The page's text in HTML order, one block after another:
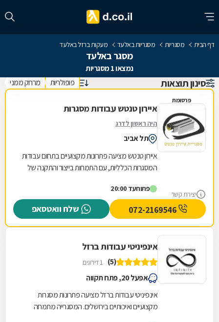
דף הבית מסגריות מסגריות באלעד מעקות ברזל באלעד
מסגר באלעד
נמצאו 1 מסגריות
סינון תוצאות פופולריות מרחק ממני
פרסומת
יצירת קשר
איירון טנטש עבודות מסגרות
היה ראשון לדרג
תל אביב
איירון טנטש מציעה פתרונות מקצועיים בתחום עבודות
המסגרות הכלליות, עם התמחות בייצור והתקנה של
מתמחה...
פתוחעד 20:00
שלח וואטסאפ
אינפיניטי עבודות ברזל
(5) 1 דירוגים
אפעל 20, פתח תקווה
אינפיניטי עבודות ברזל מציעה פתרונות מסגרות
מקצועיים ואיכותיים בירושלים. המסגרייה מתמחה